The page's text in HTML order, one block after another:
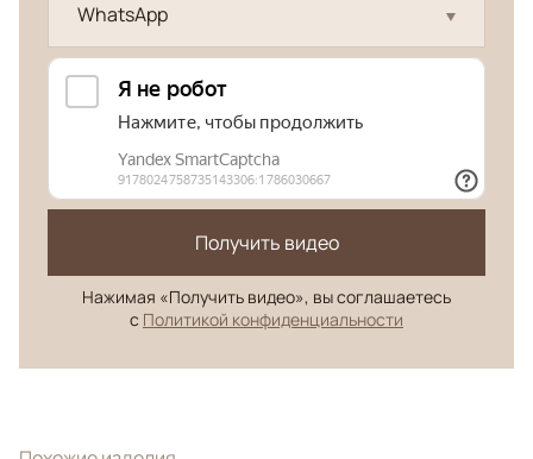
WhatsApp
Получить видео
Нажимая «Получить видео», вы соглашаетесь
с Политикой конфиденциальности